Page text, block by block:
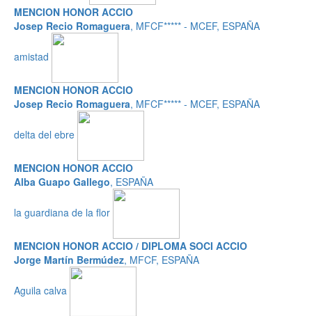
MENCION HONOR ACCIO
Josep Recio Romaguera, MFCF***** - MCEF, ESPAÑA
amistad
MENCION HONOR ACCIO
Josep Recio Romaguera, MFCF***** - MCEF, ESPAÑA
delta del ebre
MENCION HONOR ACCIO
Alba Guapo Gallego, ESPAÑA
la guardiana de la flor
MENCION HONOR ACCIO / DIPLOMA SOCI ACCIO
Jorge Martín Bermúdez, MFCF, ESPAÑA
Aguila calva